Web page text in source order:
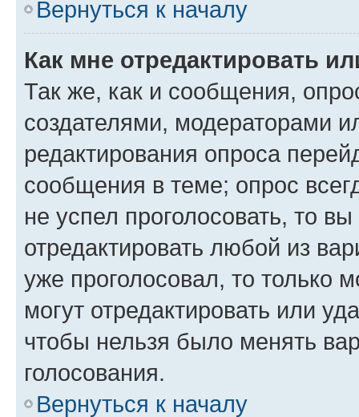
Вернуться к началу
Как мне отредактировать
Так же, как и сообщения,
создателями, модераторами
редактирования опроса
сообщения в теме; опрос
не успел проголосовать, то
отредактировать любой из
уже проголосовал, то только
могут отредактировать или
чтобы нельзя было менять
голосования.
Вернуться к началу